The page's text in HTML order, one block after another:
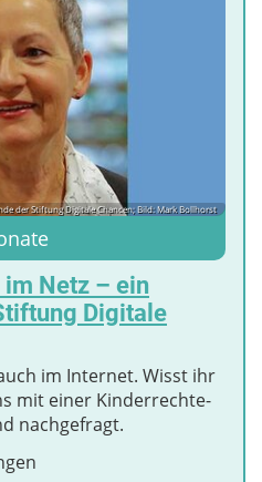
der Stiftung Digitale Chancen; Bild: Mark Bollhorst
Netz – ein
Digitale
im Internet. Wisst ihr
mit einer Kinderrechte-
nachgefragt.